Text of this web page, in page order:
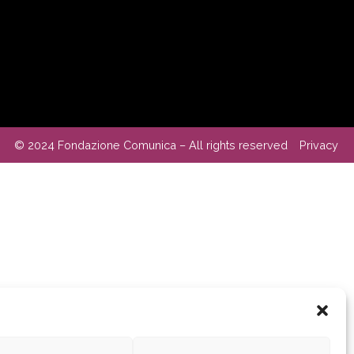
© 2024 Fondazione Comunica – All rights reserved Privacy